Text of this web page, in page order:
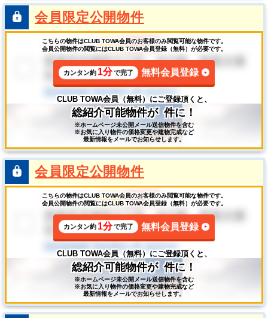
会員限定公開物件
こちらの物件はCLUB TOWA会員のお客様のみ閲覧可能な物件です。
会員公開物件の閲覧にはCLUB TOWA会員登録（無料）が必要です。
カンタン約 1分で完了 無料会員登録
CLUB TOWA会員（無料）にご登録頂くと、
総紹介可能物件が 件に！
※ホームページ未公開メール送信物件を含む
※お気に入り物件の価格変更や建物完成など
最新情報をメールでお知らせします。
会員限定公開物件
こちらの物件はCLUB TOWA会員のお客様のみ閲覧可能な物件です。
会員公開物件の閲覧にはCLUB TOWA会員登録（無料）が必要です。
カンタン約 1分で完了 無料会員登録
CLUB TOWA会員（無料）にご登録頂くと、
総紹介可能物件が 件に！
※ホームページ未公開メール送信物件を含む
※お気に入り物件の価格変更や建物完成など
最新情報をメールでお知らせします。